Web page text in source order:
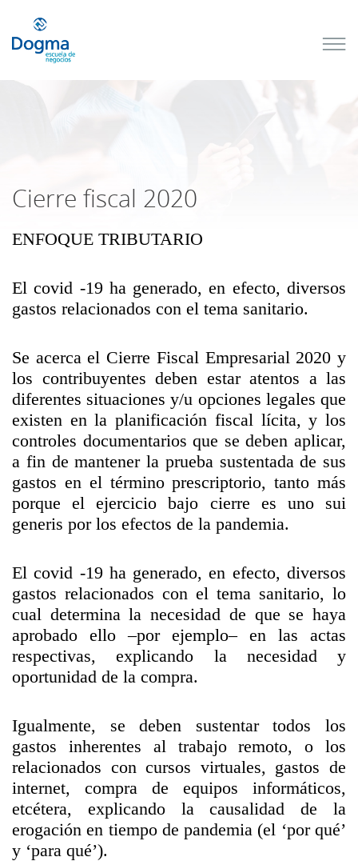
Cierre fiscal 2020
ENFOQUE TRIBUTARIO
El covid -19 ha generado, en efecto, diversos
gastos relacionados con el tema sanitario.
Se acerca el Cierre Fiscal Empresarial 2020 y
los contribuyentes deben estar atentos a las
diferentes situaciones y/u opciones legales que
existen en la planificación fiscal lícita, y los
controles documentarios que se deben aplicar,
a fin de mantener la prueba sustentada de sus
gastos en el término prescriptorio, tanto más
porque el ejercicio bajo cierre es uno sui
generis por los efectos de la pandemia.
El covid -19 ha generado, en efecto, diversos
gastos relacionados con el tema sanitario, lo
cual determina la necesidad de que se haya
aprobado ello –por ejemplo– en las actas
respectivas, explicando la necesidad y
oportunidad de la compra.
Igualmente, se deben sustentar todos los
gastos inherentes al trabajo remoto, o los
relacionados con cursos virtuales, gastos de
internet, compra de equipos informáticos,
etcétera, explicando la causalidad de la
erogación en tiempo de pandemia (el ‘por qué’
y ‘para qué’).
próximos